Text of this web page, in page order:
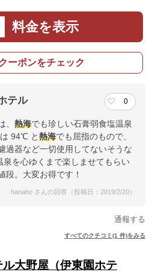
料金を表示
ーポンをチェック
テル 0
、 熱海でも珍しい石膏弱食塩温泉
94℃ と熱海でも屈指のもので、
過器など一切使用してないそうな
を心ゆくまで楽しませてもらい
段。大変お得です！
hanaho さんの回答（投稿日：2019/2/20）
通報する
すべてのクチコミ(1 件)をみる
大野屋（伊東園ホテ